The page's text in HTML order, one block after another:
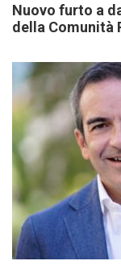
Nuovo furto a
della Comunità